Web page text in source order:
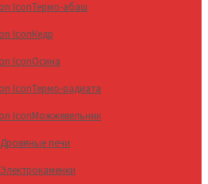
Термо-абаш
Кедр
Осина
Термо-радиата
Можжевельник
Дровяные печи
Электрокаменки